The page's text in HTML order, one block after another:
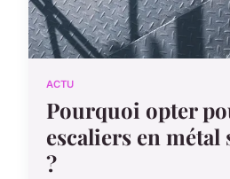
ACTU
Pourquoi opter
escaliers en métal
?